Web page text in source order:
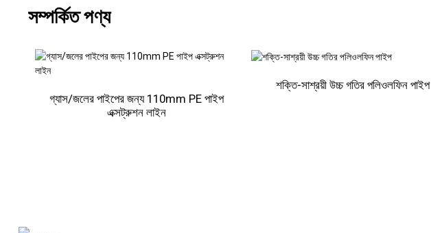
সম্পর্কিত পণ্য
গ্যাস/জলের পাইপের জন্য 110mm PE পাইপ
এক্সট্রুশন লাইন
শক্তি-সাশ্রয়ী উচ্চ গতির পলিওলফিন পাইপ